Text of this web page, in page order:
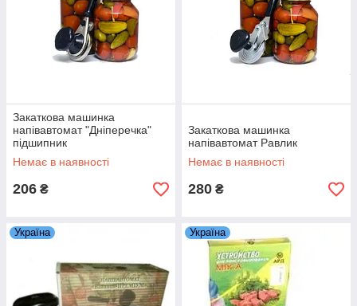
Закаткова машинка
напівавтомат "Дніперечка"
підшипник
Немає в наявності
206 ₴
Закаткова машинка
напівавтомат Равлик
Немає в наявності
280 ₴
Україна Україна